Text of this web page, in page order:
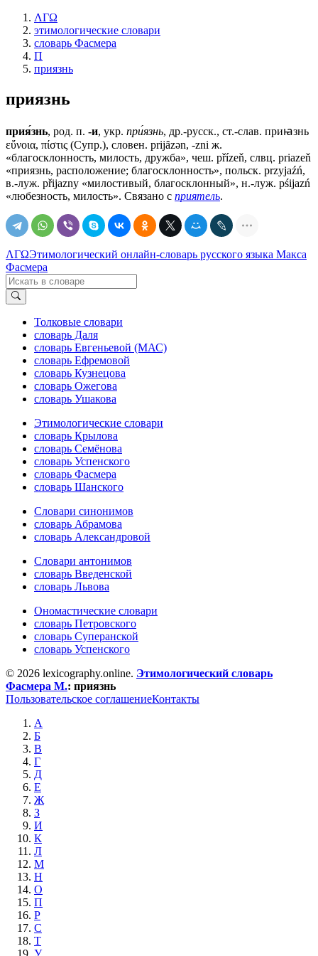
ΛΓΩ
этимологические словари
словарь Фасмера
П
приязнь
приязнь
прия́знь, род. п. -и, укр. при́язнь, др.-русск., ст.-слав. приꙗзнь
εὔνοια, πίστις (Супр.), словен. prijȃzǝn, -zni ж.
«благосклонность, милость, дружба», чеш. přízeň, слвц. priazeň
«приязнь, расположение; благосклонность», польск. przyjaźń,
в.-луж. přijazny «милостивый, благосклонный», н.-луж. pśijazń
«любезность, милость». Связано с приятель.
ΛΓΩЭтимологический онлайн-словарь русского языка Макса
Фасмера
Толковые словари
словарь Даля
словарь Евгеньевой (МАС)
словарь Ефремовой
словарь Кузнецова
словарь Ожегова
словарь Ушакова
Этимологические словари
словарь Крылова
словарь Семёнова
словарь Успенского
словарь Фасмера
словарь Шанского
Словари синонимов
словарь Абрамова
словарь Александровой
Словари антонимов
словарь Введенской
словарь Львова
Ономастические словари
словарь Петровского
словарь Суперанской
словарь Успенского
© 2026 lexicography.online. Этимологический словарь
Фасмера М.: приязнь
Пользовательское соглашениеКонтакты
А
Б
В
Г
Д
Е
Ж
З
И
К
Л
М
Н
О
П
Р
С
Т